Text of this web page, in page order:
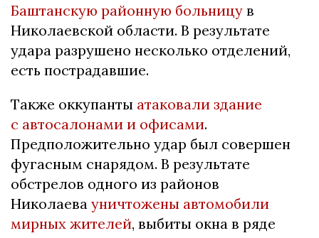
Баштанскую районную больницу в
Николаевской области. В результате
удара разрушено несколько отделений,
есть пострадавшие.
Также оккупанты атаковали здание
с автосалонами и офисами.
Предположительно удар был совершен
фугасным снарядом. В результате
обстрелов одного из районов
Николаева уничтожены автомобили
мирных жителей, выбиты окна в ряде